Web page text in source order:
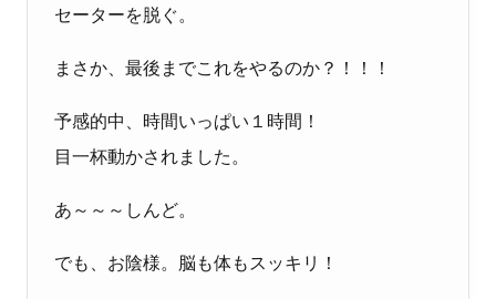
セーターを脱ぐ。
まさか、最後までこれをやるのか？！！！
予感的中、時間いっぱい１時間！
目一杯動かされました。
あ～～～しんど。
でも、お陰様。脳も体もスッキリ！